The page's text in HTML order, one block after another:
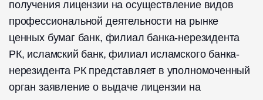
получения лицензии на осуществление видов
профессиональной деятельности на рынке
ценных бумаг банк, филиал банка-нерезидента
РК, исламский банк, филиал исламского банка-
нерезидента РК представляет в уполномоченный
орган заявление о выдаче лицензии на